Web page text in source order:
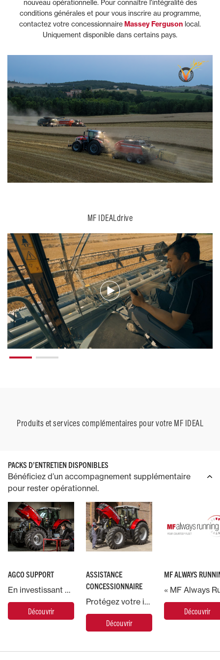
diriger le système IDEALharvest
pour ajuster les réglages
nécessaires en tenant compte de
la stratégie de récolte du
Lire la suite
minimiser
Lire la
nouveau opérationnelle. Pour connaître l'intégralité des
conditions générales et pour vous inscrire au programme,
contactez votre concessionnaire Massey Ferguson local.
Uniquement disponible dans certains pays.
MF IDEALdrive
Produits et services complémentaires pour votre MF IDEAL
PACKS D’ENTRETIEN DISPONIBLES
Bénéficiez d’un accompagnement supplémentaire
pour rester opérationnel.
AGCO SUPPORT
En investissant dans une machine Massey Ferguson, vous bénéficiez de l’accompagnement d’AGCO, le plus grand fabricant mondial de machines agricoles.
Découvrir
ASSISTANCE
CONCESSIONNAIRE
Protégez votre investissement en confiant votre machine Massey Ferguson à nos experts.
Découvrir
MF ALWAYS
Découvrir